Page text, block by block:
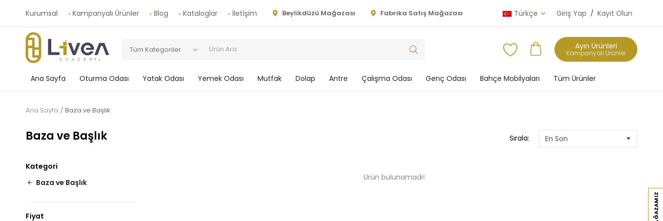
Kurumsal Kampanyalı Ürünler Blog Kataloglar İletişim Beylikdüzü Mağazası Fabrika Satış Mağazası Türkçe Giriş Yap / Kayıt Olun
Tüm Kategoriler Ayın Ürünleri
Kampanyalı Ürünler
Ana Sayfa Oturma Odası Yatak Odası Yemek Odası Mutfak Dolap Antre Çalışma Odası Genç Odası Bahçe Mobilyaları Tüm Ürünler
Ana Sayfa Baza ve Başlık
Baza ve Başlık Sırala:
Kategori
Baza ve Başlık
Fiyat
Ürün bulunamadı!